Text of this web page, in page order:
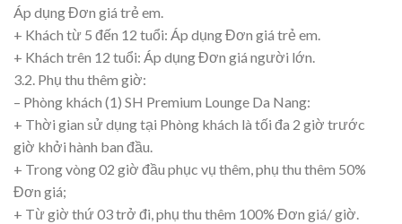
Áp dụng Đơn giá trẻ em.
+ Khách từ 5 đến 12 tuổi: Áp dụng Đơn giá trẻ em.
+ Khách trên 12 tuổi: Áp dụng Đơn giá người lớn.
3.2. Phụ thu thêm giờ:
– Phòng khách (1) SH Premium Lounge Da Nang:
+ Thời gian sử dụng tại Phòng khách là tối đa 2 giờ trước
giờ khởi hành ban đầu.
+ Trong vòng 02 giờ đầu phục vụ thêm, phụ thu thêm 50%
Đơn giá;
+ Từ giờ thứ 03 trở đi, phụ thu thêm 100% Đơn giá/ giờ.